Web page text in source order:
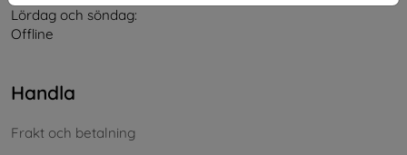
Lördag och söndag:
Offline
Handla
Frakt och betalning